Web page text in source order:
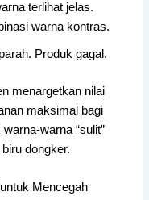
terlihat jelas.
warna kontras.
Produk gagal.
menargetkan nilai
maksimal bagi
warna “sulit”
dongker.
Mencegah